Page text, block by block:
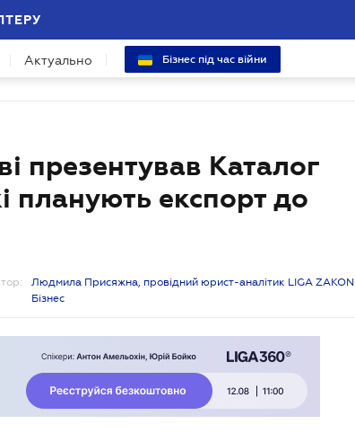
Актуально Бізнес під час війни
презентував Каталог
планують експорт до
Людмила Присяжна, провідний юрист-аналітик LIGA ZAKON
Бізнес